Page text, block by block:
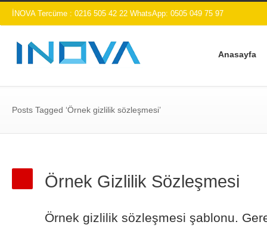
İNOVA Tercüme : 0216 505 42 22 WhatsApp: 0505 049 75 97
Anasayfa
Posts Tagged ‘Örnek gizlilik sözleşmesi’
Örnek Gizlilik Sözleşmesi
Örnek gizlilik sözleşmesi şablonu.